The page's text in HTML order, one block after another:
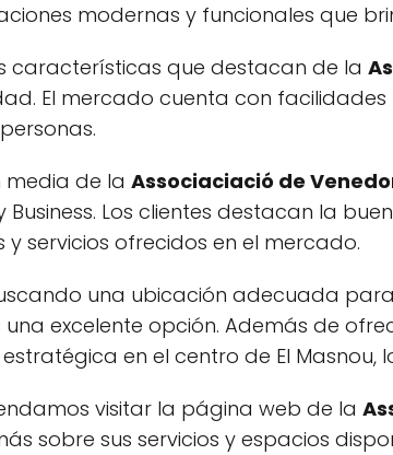
modernas y funcionales que
características que destacan de la
El mercado cuenta con
media de la Associaciació de
Business. Los clientes destacan la
servicios ofrecidos en el mercado.
una ubicación adecuada
una excelente opción. Además de
en el centro de El
visitar la página web de la
sobre sus servicios y espacios